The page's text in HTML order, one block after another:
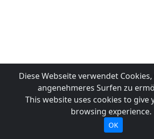
Diese Webseite verwendet
angenehmeres Surfen zu
This website uses cookies to give
browsing experience.
OK